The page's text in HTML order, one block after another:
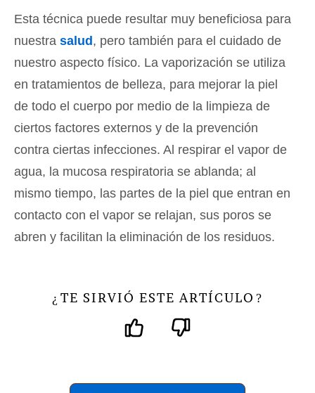
Esta técnica puede resultar muy beneficiosa para
nuestra salud , pero también para el cuidado de
nuestro aspecto físico. La vaporización se utiliza
en tratamientos de belleza, para mejorar la piel
de todo el cuerpo por medio de la limpieza de
ciertos factores externos y de la prevención
contra ciertas infecciones. Al respirar el vapor de
agua, la mucosa respiratoria se ablanda; al
mismo tiempo, las partes de la piel que entran en
contacto con el vapor se relajan, sus poros se
abren y facilitan la eliminación de los residuos.
¿ TE SIRVIÓ ESTE ARTÍCULO ?